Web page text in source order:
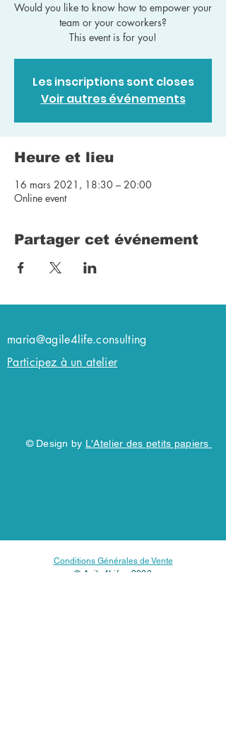
Would you like to know how to empower your
team or your coworkers?
This event is for you!
Les inscriptions sont closes
Voir autres événements
Heure et lieu
16 mars 2021, 18:30 – 20:00
Online event
Partager cet événement
maria@agile4life.consulting
Participez à un atelier
© Design by L'Atelier des petits papiers
Conditions Générales de Vente
© Agile4Life - 2023